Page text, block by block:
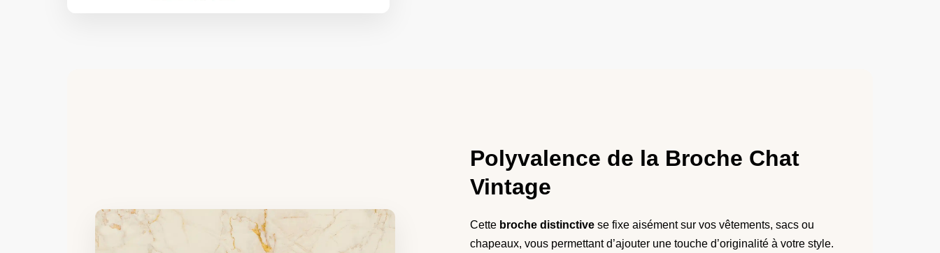
Polyvalence de la Broche Chat
Vintage
Cette broche distinctive se fixe aisément sur vos vêtements, sacs ou
chapeaux, vous permettant d’ajouter une touche d’originalité à votre style.